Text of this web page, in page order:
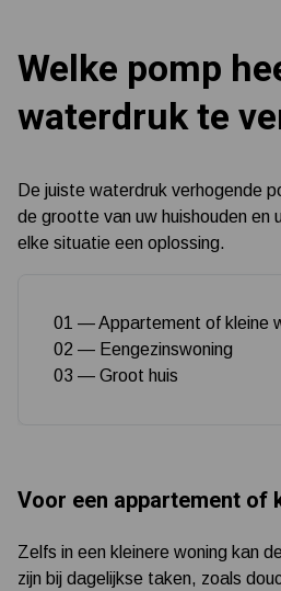
Welke pomp
waterdruk te
De juiste waterdruk verhogende
de grootte van uw huishouden en
elke situatie een oplossing.
01 — Appartement of kleine
02 — Eengezinswoning
03 — Groot huis
Voor een appartement of
Zelfs in een kleinere woning kan
zijn bij dagelijkse taken, zoals